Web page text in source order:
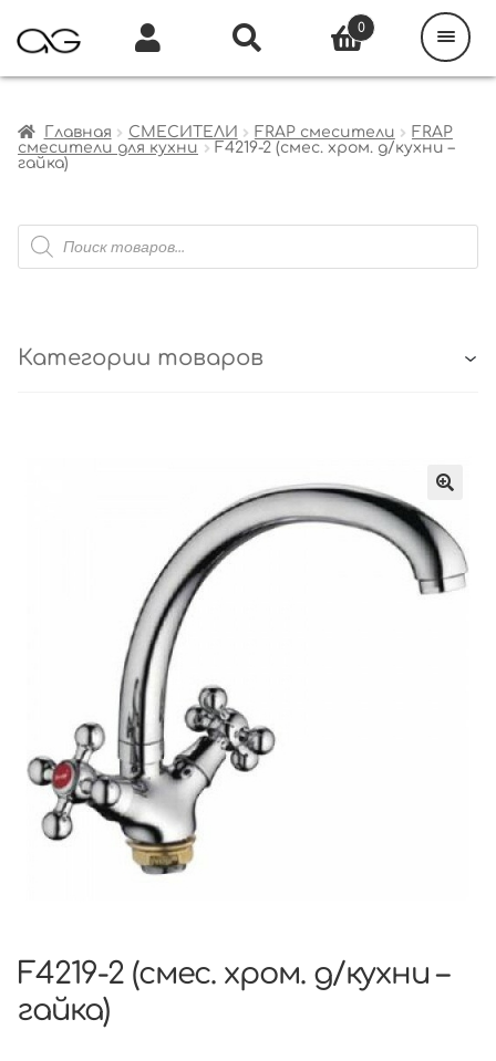
Главная СМЕСИТЕЛИ FRAP смесители
FRAP
смесители для кухни
F4219-2 (смес. хром. д/кухни –
гайка)
Поиск
товаров
Категории товаров
F4219-2 (смес. хром. д/кухни –
гайка)
0